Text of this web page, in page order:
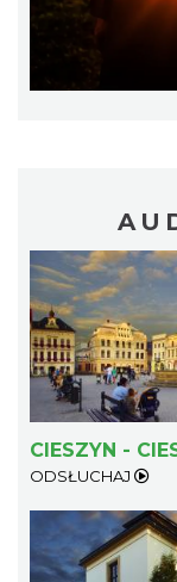
0.25 km
Cieszyn
0.25 km
Mozaika
kultur
Cieszyn
CIESZYN -
ODSŁUCHAJ